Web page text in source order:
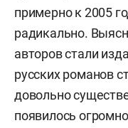
примерно к 2005
радикально.
авторов стали
русских романов
довольно
появилось